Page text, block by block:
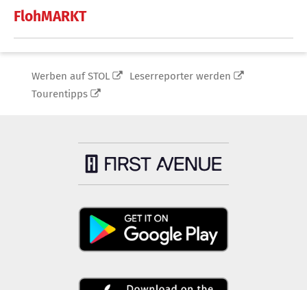
FlohMARKT
Werben auf STOL
Leserreporter werden
Tourentipps